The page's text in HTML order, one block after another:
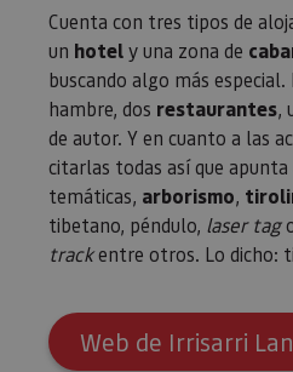
Cuenta con tres tipos de
un hotely una zona de
buscando algo más
hambre, dos restaurantes,
de autor. Y en cuanto a las
citarlas todas así que
temáticas, arborismo,
tibetano, péndulo, laser tag
trackentre otros. Lo dicho:
Web de Irrisarri